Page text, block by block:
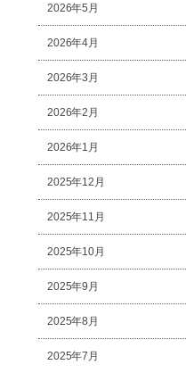
2026年5月
2026年4月
2026年3月
2026年2月
2026年1月
2025年12月
2025年11月
2025年10月
2025年9月
2025年8月
2025年7月